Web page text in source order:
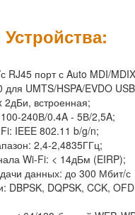
RJ45 порт с Auto MDI/
для UMTS/HSPA/EVDO
встроенная;
240В/0.4A - 5В/2,5A;
IEEE 802.11 b/g/n;
2,4-2,4835ГГц;
Wi-Fi: < 14дБм (EIRP);
данных: до 300 Мбит/с
DBPSK, DQPSK, CCK,